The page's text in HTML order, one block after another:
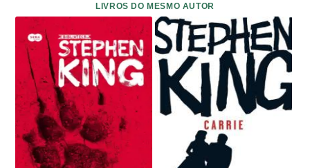
LIVROS DO MESMO AUTOR